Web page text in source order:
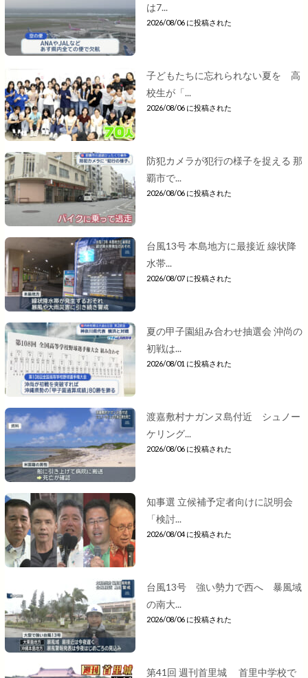
は7...
2026/08/06 に投稿された
子どもたちに忘れられない夏を 高
校生が「...
2026/08/06 に投稿された
防犯カメラが犯行の様子を捉える 那
覇市で...
2026/08/06 に投稿された
台風13号 本島地方に最接近 線状降
水帯...
2026/08/07 に投稿された
夏の甲子園組み合わせ抽選会 沖尚の
初戦は...
2026/08/01 に投稿された
渡嘉敷村ナガンヌ島付近 シュノー
ケリング...
2026/08/06 に投稿された
知事選 立候補予定者向けに説明会
「検討...
2026/08/04 に投稿された
台風13号 強い勢力で西へ 暴風域
の南大...
2026/08/06 に投稿された
第41回 週刊首里城 首里中学校で